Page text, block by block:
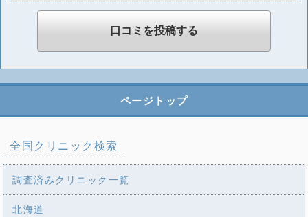
ページトップ
全国クリニック検索
調査済みクリニック一覧
北海道